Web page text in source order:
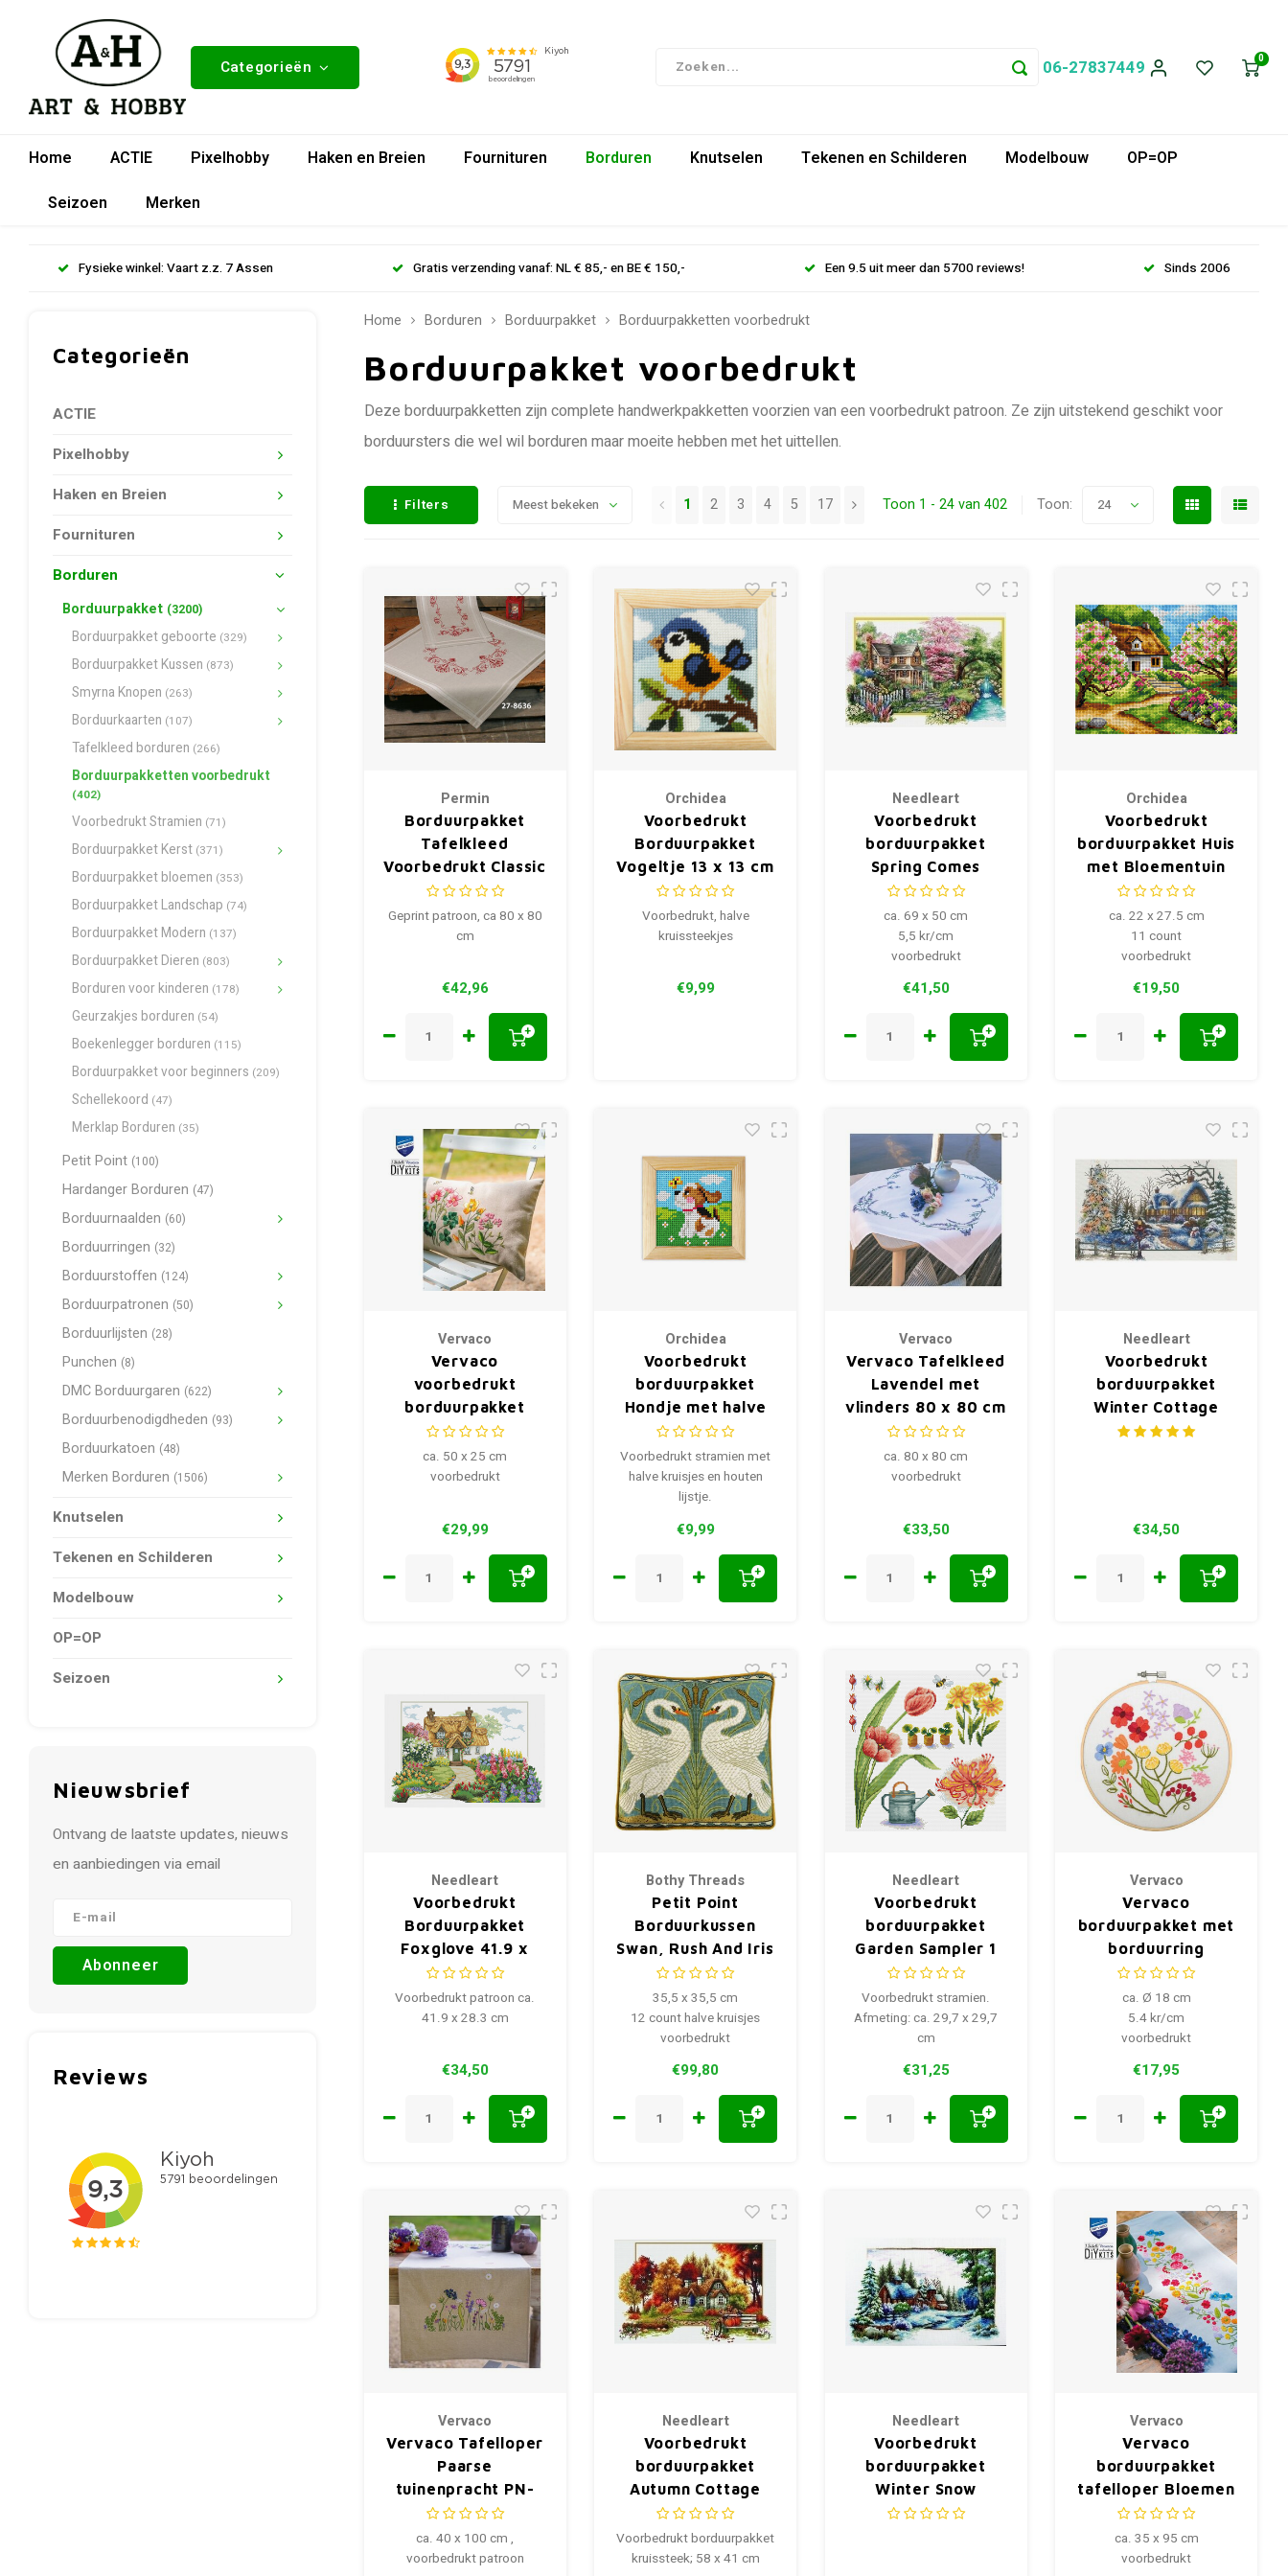
Categorieën 06-27837449 0
Home ACTIE Pixelhobby Haken en Breien Fournituren Borduren Knutselen Tekenen en Schilderen Modelbouw
OP=OP
Seizoen
Merken
Fysieke winkel: Vaart z.z. 7 Assen Gratis verzending vanaf: NL € 85,- en BE € 150,- Een 9.5 uit meer dan 5700 reviews! Sinds 2006
Categorieën
ACTIE
Pixelhobby
Haken en Breien
Fournituren
Borduren
Borduurpakket (3200)
Borduurpakket geboorte (329)
Borduurpakket Kussen (873)
Smyrna Knopen (263)
Borduurkaarten (107)
Tafelkleed borduren (266)
Borduurpakketten voorbedrukt
(402)
Voorbedrukt Stramien (71)
Borduurpakket Kerst (371)
Borduurpakket bloemen (353)
Borduurpakket Landschap (74)
Borduurpakket Modern (137)
Borduurpakket Dieren (803)
Borduren voor kinderen (178)
Geurzakjes borduren (54)
Boekenlegger borduren (115)
Borduurpakket voor beginners (209)
Schellekoord (47)
Merklap Borduren (35)
Petit Point (100)
Hardanger Borduren (47)
Borduurnaalden (60)
Borduurringen (32)
Borduurstoffen (124)
Borduurpatronen (50)
Borduurlijsten (28)
Punchen (8)
DMC Borduurgaren (622)
Borduurbenodigdheden (93)
Borduurkatoen (48)
Merken Borduren (1506)
Knutselen
Tekenen en Schilderen
Modelbouw
OP=OP
Seizoen
Nieuwsbrief
Ontvang de laatste updates, nieuws
en aanbiedingen via email
Abonneer
Reviews
Home Borduren Borduurpakket Borduurpakketten voorbedrukt
Borduurpakket voorbedrukt
Deze borduurpakketten zijn complete handwerkpakketten voorzien van een voorbedrukt patroon. Ze zijn uitstekend geschikt voor
borduursters die wel wil borduren maar moeite hebben met het uittellen.
Filters Meest bekeken 1 2 3 4 5 17 Toon 1 - 24 van 402 Toon: 24
Permin
Borduurpakket
Tafelkleed
Voorbedrukt Classic
Red 27-8636 ca. 80
x 80 cm
Geprint patroon, ca 80 x 80
cm
€42,96
+
Orchidea
Voorbedrukt
Borduurpakket
Vogeltje 13 x 13 cm
met houten lijstje
Voorbedrukt, halve
kruissteekjes
€9,99
Needleart
Voorbedrukt
borduurpakket
Spring Comes
740.058
ca. 69 x 50 cm
5,5 kr/cm
voorbedrukt
€41,50
+
Orchidea
Voorbedrukt
borduurpakket Huis
met Bloementuin
ca. 22 x 27.5 cm
11 count
voorbedrukt
€19,50
+
Vervaco
Vervaco
voorbedrukt
borduurpakket
kussen Meadow
Flowers
ca. 50 x 25 cm
voorbedrukt
€29,99
+
Orchidea
Voorbedrukt
borduurpakket
Hondje met halve
kruisjes 11 x 11 cm
Voorbedrukt stramien met
halve kruisjes en houten
lijstje.
€9,99
+
Vervaco
Vervaco Tafelkleed
Lavendel met
vlinders 80 x 80 cm
ca. 80 x 80 cm
voorbedrukt
€33,50
+
Needleart
Voorbedrukt
borduurpakket
Winter Cottage
640.048
€34,50
+
Needleart
Voorbedrukt
Borduurpakket
Foxglove 41.9 x
28.3 cm
Voorbedrukt patroon ca.
41.9 x 28.3 cm
€34,50
+
Bothy Threads
Petit Point
Borduurkussen
Swan, Rush And Iris
Tapestry
35,5 x 35,5 cm
12 count halve kruisjes
voorbedrukt
€99,80
+
Needleart
Voorbedrukt
borduurpakket
Garden Sampler 1
Voorbedrukt stramien.
Afmeting: ca. 29,7 x 29,7
cm
€31,25
+
Vervaco
Vervaco
borduurpakket met
borduurring
Bloemen symfonie
ca. Ø 18 cm
5.4 kr/cm
voorbedrukt
€17,95
+
Vervaco
Vervaco Tafelloper
Paarse
tuinenpracht PN-
0216926
ca. 40 x 100 cm ,
voorbedrukt patroon
Needleart
Voorbedrukt
borduurpakket
Autumn Cottage
640.047
Voorbedrukt borduurpakket
kruissteek; 58 x 41 cm
Needleart
Voorbedrukt
borduurpakket
Winter Snow
540.044
Vervaco
Vervaco
borduurpakket
tafelloper Bloemen
symfonie
ca. 35 x 95 cm
voorbedrukt